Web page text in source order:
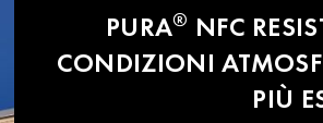
PURA® NFC
CONDIZIONI
PIÙ